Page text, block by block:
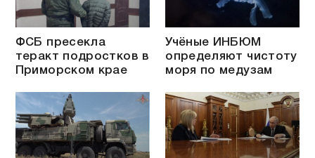
ФСБ пресекла
теракт подростков в
Приморском крае
Учёные ИНБЮМ
определяют чистоту
моря по медузам